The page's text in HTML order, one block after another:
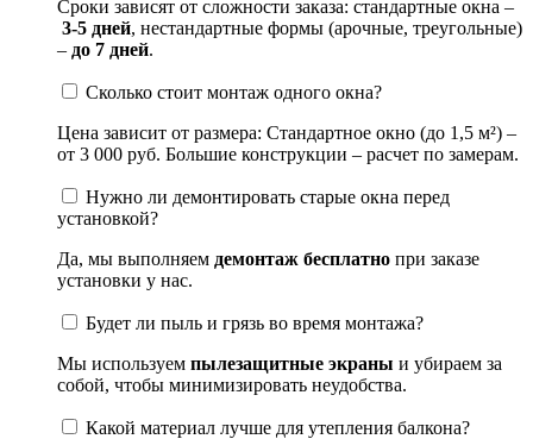
Сроки зависят от сложности заказа: стандартные окна –
3-5 дней, нестандартные формы (арочные, треугольные)
– до 7 дней.
Сколько стоит монтаж одного окна?
Цена зависит от размера: Стандартное окно (до 1,5 м²) –
от 3 000 руб. Большие конструкции – расчет по замерам.
Нужно ли демонтировать старые окна перед
установкой?
Да, мы выполняем демонтаж бесплатно при заказе
установки у нас.
Будет ли пыль и грязь во время монтажа?
Мы используем пылезащитные экраны и убираем за
собой, чтобы минимизировать неудобства.
Какой материал лучше для утепления балкона?